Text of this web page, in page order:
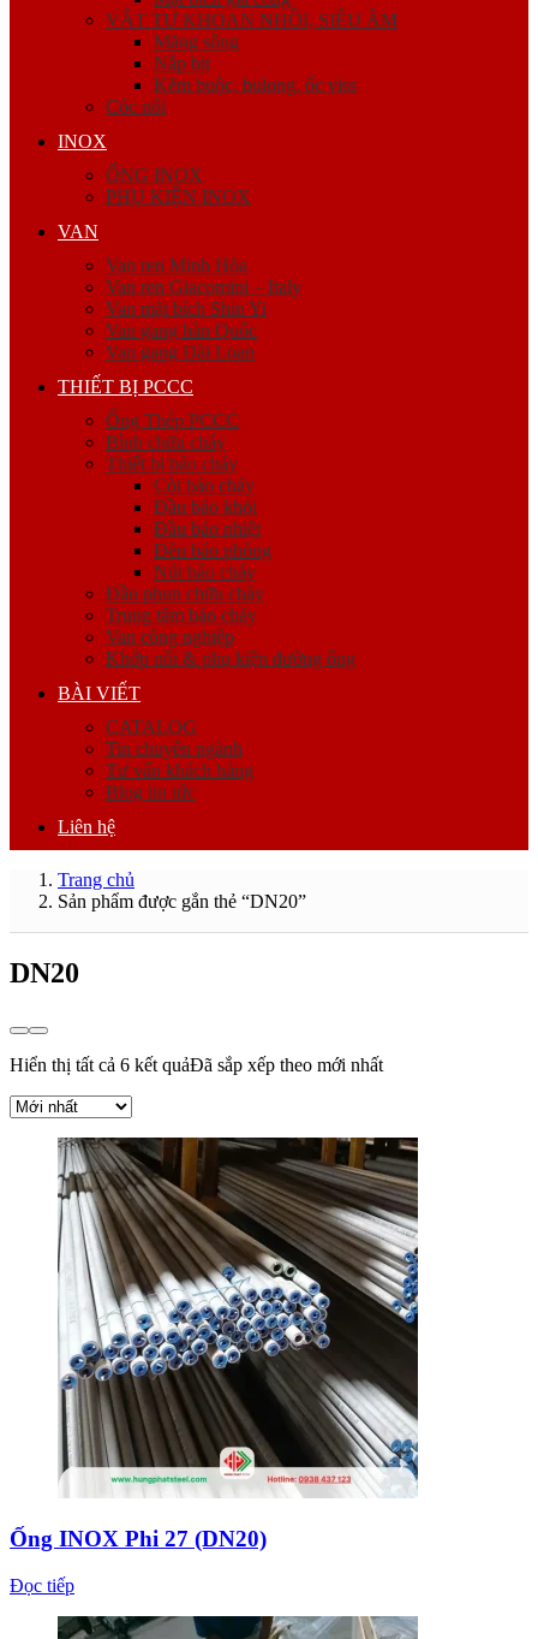
VẬT TƯ KHOAN NHỒI, SIÊU ÂM
Măng sông
Nắp bịt
Kẽm buộc, bulong, ốc viss
Cóc nối
INOX
ỐNG INOX
PHỤ KIỆN INOX
VAN
Van ren Minh Hòa
Van ren Giacomini – Italy
Van mặt bích Shin Yi
Van gang hàn Quốc
Van gang Đài Loan
THIẾT BỊ PCCC
Ống Thép PCCC
Bình chữa cháy
Thiết bị báo cháy
Còi báo cháy
Đầu báo khói
Đầu báo nhiệt
Đèn báo phòng
Nút báo cháy
Đầu phun chữa cháy
Trung tâm báo cháy
Van công nghiệp
Khớp nối & phụ kiện đường ống
BÀI VIẾT
CATALOG
Tin chuyên ngành
Tư vấn khách hàng
Blog tin tức
Liên hệ
Trang chủ
Sản phẩm được gắn thẻ “DN20”
DN20
Hiển thị tất cả 6 kết quảĐã sắp xếp theo mới nhất
Ống INOX Phi 27 (DN20)
Đọc tiếp